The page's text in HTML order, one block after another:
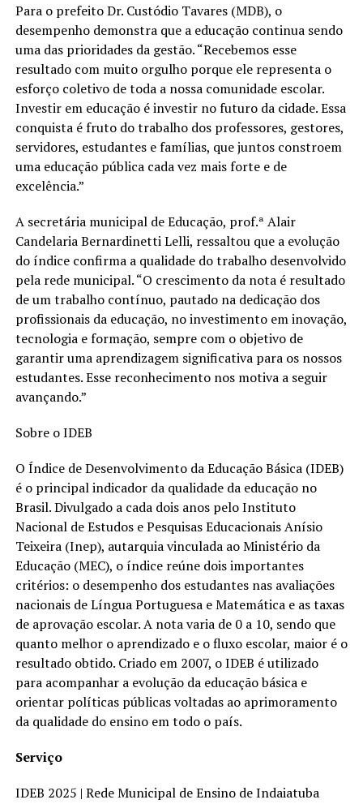
Para o prefeito Dr. Custódio Tavares (MDB), o
desempenho demonstra que a educação continua sendo
uma das prioridades da gestão. “Recebemos esse
resultado com muito orgulho porque ele representa o
esforço coletivo de toda a nossa comunidade escolar.
Investir em educação é investir no futuro da cidade. Essa
conquista é fruto do trabalho dos professores, gestores,
servidores, estudantes e famílias, que juntos constroem
uma educação pública cada vez mais forte e de
excelência.”
A secretária municipal de Educação, prof.ª Alair
Candelaria Bernardinetti Lelli, ressaltou que a evolução
do índice confirma a qualidade do trabalho desenvolvido
pela rede municipal. “O crescimento da nota é resultado
de um trabalho contínuo, pautado na dedicação dos
profissionais da educação, no investimento em inovação,
tecnologia e formação, sempre com o objetivo de
garantir uma aprendizagem significativa para os nossos
estudantes. Esse reconhecimento nos motiva a seguir
avançando.”
Sobre o IDEB
O Índice de Desenvolvimento da Educação Básica (IDEB)
é o principal indicador da qualidade da educação no
Brasil. Divulgado a cada dois anos pelo Instituto
Nacional de Estudos e Pesquisas Educacionais Anísio
Teixeira (Inep), autarquia vinculada ao Ministério da
Educação (MEC), o índice reúne dois importantes
critérios: o desempenho dos estudantes nas avaliações
nacionais de Língua Portuguesa e Matemática e as taxas
de aprovação escolar. A nota varia de 0 a 10, sendo que
quanto melhor o aprendizado e o fluxo escolar, maior é o
resultado obtido. Criado em 2007, o IDEB é utilizado
para acompanhar a evolução da educação básica e
orientar políticas públicas voltadas ao aprimoramento
da qualidade do ensino em todo o país.
Serviço
IDEB 2025 | Rede Municipal de Ensino de Indaiatuba